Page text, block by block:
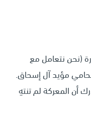
(نحن نتعامل مع
مؤيد آل إسحاق.
أن المعركة لم تنتهِ